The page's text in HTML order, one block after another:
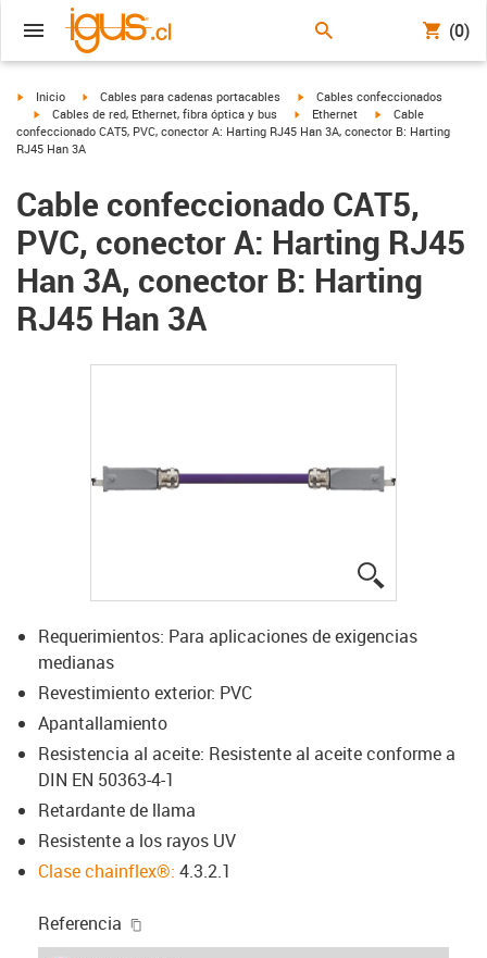
(0)
igus-icon-arrow-right
Inicio igus-icon-arrow-right
Cables para cadenas portacables igus-icon-arrow-right
Cables confeccionados
igus-icon-arrow-right
Cables de red, Ethernet, fibra óptica y bus igus-icon-arrow-right
Ethernet igus-icon-arrow-
Cable
confeccionado CAT5, PVC, conector A: Harting RJ45 Han 3A, conector B: Harting
RJ45 Han 3A
Cable confeccionado CAT5,
PVC, conector A: Harting RJ45
Han 3A, conector B: Harting
RJ45 Han 3A
Requerimientos: Para aplicaciones de exigencias
medianas
Revestimiento exterior: PVC
Apantallamiento
Resistencia al aceite: Resistente al aceite conforme a
DIN EN 50363-4-1
Retardante de llama
Resistente a los rayos UV
Clase chainflex®: 4.3.2.1
Referencia